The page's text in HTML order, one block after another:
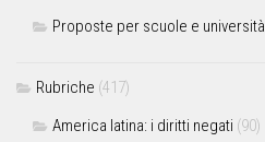
Proposte per scuole e università
Rubriche (417)
America latina: i diritti negati (90)